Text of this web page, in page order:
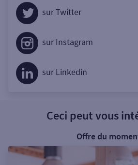
sur Twitter
sur Instagram
sur Linkedin
Ceci peut vous
Offre du